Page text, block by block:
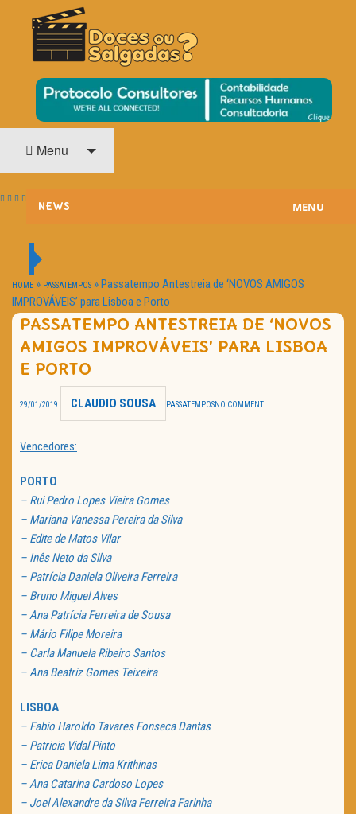
DOCES OU SALGADAS?
O Cinema? Uma Paixão!!
Menu
NEWS
HOME CINEMA
NOTA PESSOAL
MENU
HOME » PASSATEMPOS »Passatempo Antestreia de ‘NOVOS AMIGOS
IMPROVÁVEIS’ para Lisboa e Porto
PASSATEMPO ANTESTREIA DE ‘NOVOS
AMIGOS IMPROVÁVEIS’ PARA LISBOA
E PORTO
29/01/2019 CLAUDIO SOUSA PASSATEMPOSNO COMMENT
Vencedores:
PORTO
– Rui Pedro Lopes Vieira Gomes
– Mariana Vanessa Pereira da Silva
– Edite de Matos Vilar
– Inês Neto da Silva
– Patrícia Daniela Oliveira Ferreira
– Bruno Miguel Alves
– Ana Patrícia Ferreira de Sousa
– Mário Filipe Moreira
– Carla Manuela Ribeiro Santos
– Ana Beatriz Gomes Teixeira
LISBOA
– Fabio Haroldo Tavares Fonseca Dantas
– Patricia Vidal Pinto
– Erica Daniela Lima Krithinas
– Ana Catarina Cardoso Lopes
– Joel Alexandre da Silva Ferreira Farinha